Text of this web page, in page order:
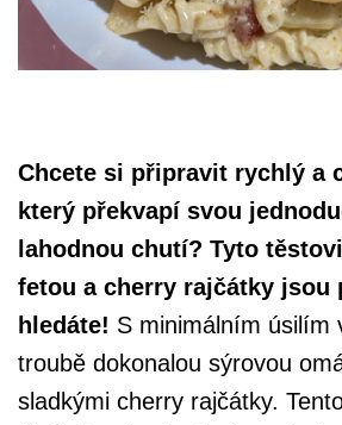
Chcete si připravit rychlý a
který překvapí svou
lahodnou chutí? Tyto
fetou a cherry rajčátky jsou
hledáte! S minimálním úsilím
troubě dokonalou sýrovou
sladkými cherry rajčátky.